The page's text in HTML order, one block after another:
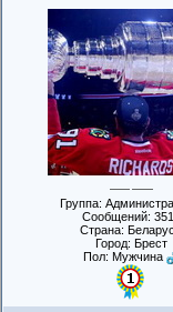
Группа:
Сообщений:
Страна:
Город: Брест
Пол: Мужчина